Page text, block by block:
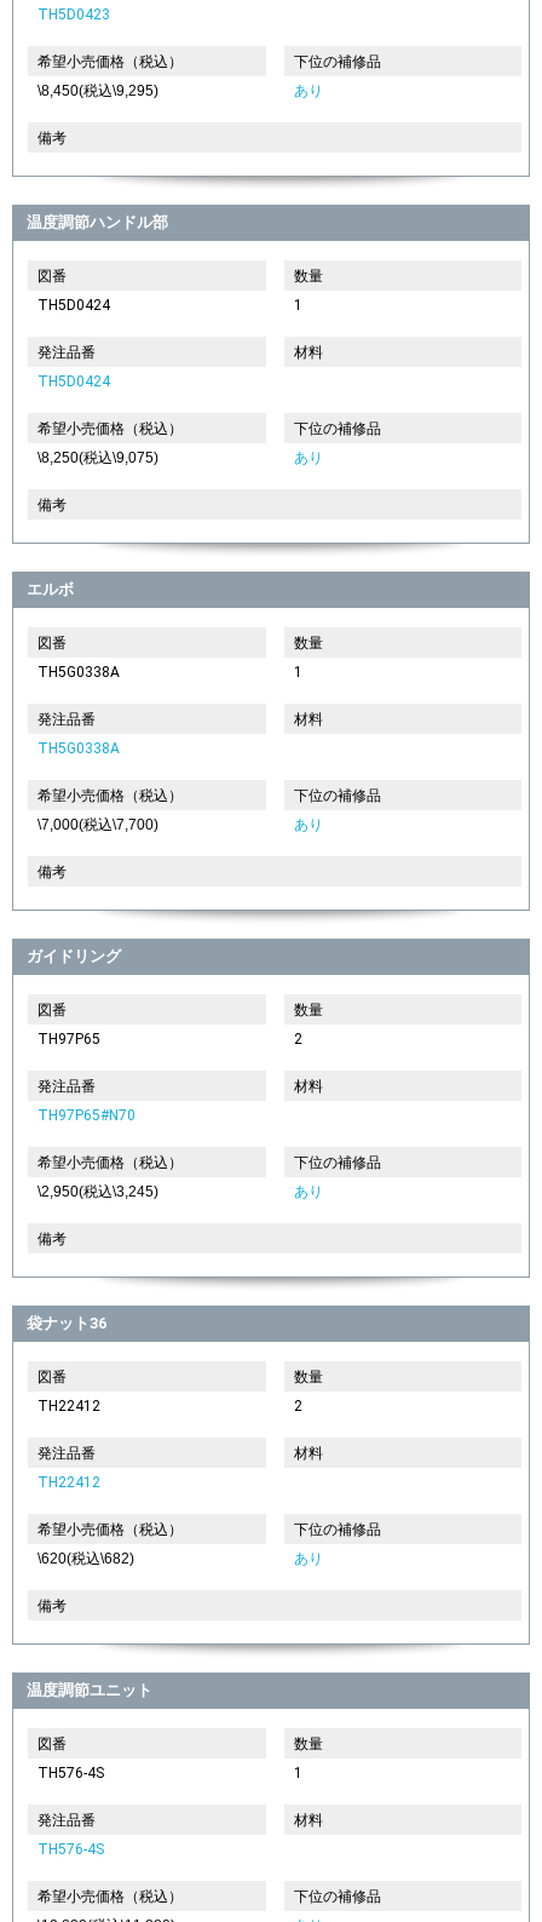
TH5D0423
希望小売価格（税込）
\8,450(税込\9,295)
下位の補修品
あり
備考
温度調節ハンドル部
図番
TH5D0424
数量
1
発注品番
TH5D0424
材料
希望小売価格（税込）
\8,250(税込\9,075)
下位の補修品
あり
備考
エルボ
図番
TH5G0338A
数量
1
発注品番
TH5G0338A
材料
希望小売価格（税込）
\7,000(税込\7,700)
下位の補修品
あり
備考
ガイドリング
図番
TH97P65
数量
2
発注品番
TH97P65#N70
材料
希望小売価格（税込）
\2,950(税込\3,245)
下位の補修品
あり
備考
袋ナット36
図番
TH22412
数量
2
発注品番
TH22412
材料
希望小売価格（税込）
\620(税込\682)
下位の補修品
あり
備考
温度調節ユニット
図番
TH576-4S
数量
1
発注品番
TH576-4S
材料
希望小売価格（税込）
下位の補修品